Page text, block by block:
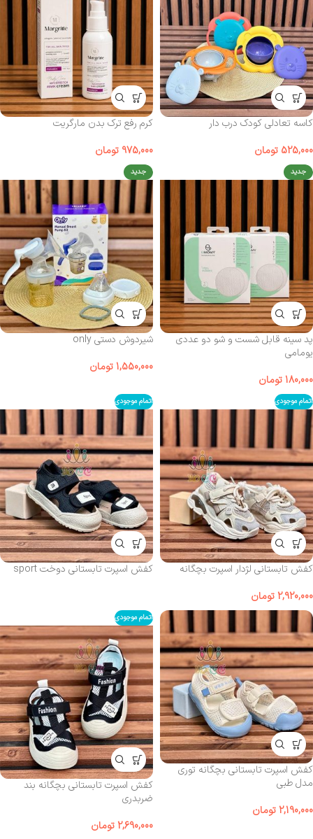
کاسه تعادلی کودک درب‌ دار
525,000 تومان
کرم رفع ترک بدن مارگریت
975,000 تومان
جدید
پد سینه قابل شست‌ و شو دو عددی
یومامی
180,000 تومان
جدید
شیردوش دستی only
1,550,000 تومان
اتمام موجودی
کفش تابستانی لژدار اسپرت بچگانه
2,920,000 تومان
اتمام موجودی
کفش اسپرت تابستانی دوخت sport
کفش اسپرت تابستانی بچگانه توری
مدل طبی
2,190,000 تومان
اتمام موجودی
کفش اسپرت تابستانی بچگانه بند
ضربدری
2,690,000 تومان